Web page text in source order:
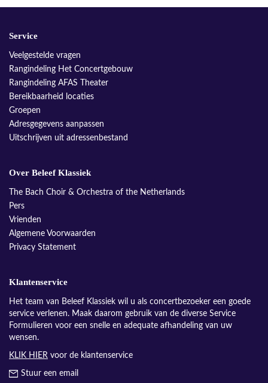
Service
Veelgestelde vragen
Rangindeling Het Concertgebouw
Rangindeling AFAS Theater
Bereikbaarheid locaties
Groepen
Adresgegevens aanpassen
Uitschrijven uit adressenbestand
Over Beleef Klassiek
The Bach Choir & Orchestra of the Netherlands
Pers
Vrienden
Algemene Voorwaarden
Privacy Statement
Klantenservice
Het team van Beleef Klassiek wil u als concertbezoeker een goede
service verlenen. Maak daarom gebruik van de diverse Service
Formulieren voor een snelle en adequate afhandeling van uw
wensen.
KLIK HIER voor de klantenservice
Stuur een email